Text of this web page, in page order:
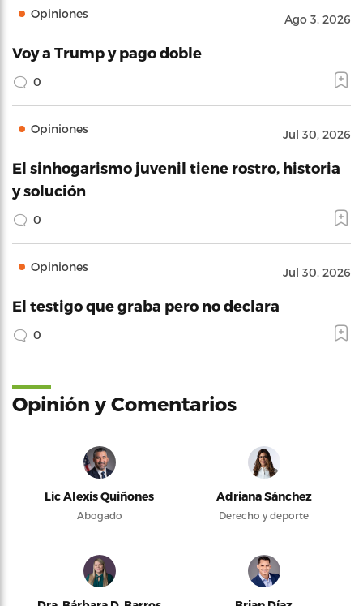
Opiniones Ago 3, 2026
Voy a Trump y pago doble
0
Opiniones Jul 30, 2026
El sinhogarismo juvenil tiene rostro, historia
y solución
0
Opiniones Jul 30, 2026
El testigo que graba pero no declara
0
Opinión y Comentarios
Lic Alexis Quiñones
Abogado
Adriana Sánchez
Derecho y deporte